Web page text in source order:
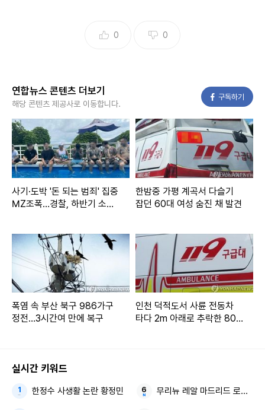
0 0
연합뉴스 콘텐츠 더보기
해당 콘텐츠 제공사로 이동합니다.
구독하기
사기·도박 '돈 되는 범죄' 집중
MZ조폭…경찰, 하반기 소탕
한밤중 가평 계곡서 다슬기
잡던 60대 여성 숨진 채 발견
폭염 속 부산 북구 986가구
정전…3시간여 만에 복구
인천 덕적도서 사륜 전동차
타다 2m 아래로 추락한 80
실시간 키워드
한정수 사생활 논란 황정민 무리뉴 레알 마드리드 로드리